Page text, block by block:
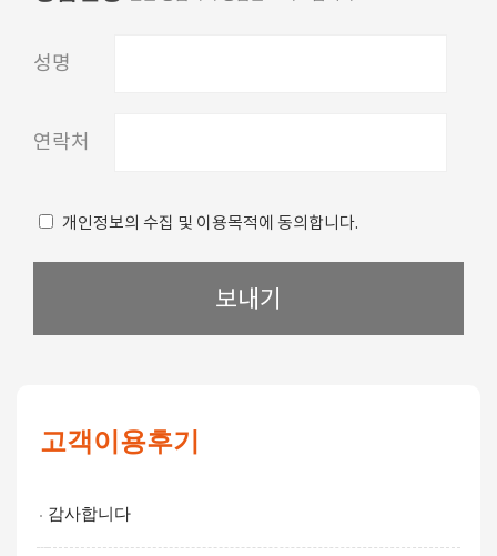
성명
연락처
개인정보의 수집 및 이용목적에 동의합니다.
보내기
고객이용후기
감사합니다